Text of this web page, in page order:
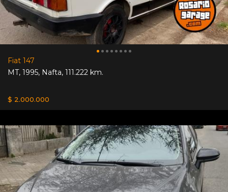
Fiat 147
MT, 1995, Nafta, 111.222 km.
$ 2.000.000